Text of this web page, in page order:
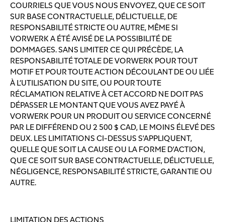
COURRIELS QUE VOUS NOUS ENVOYEZ, QUE CE SOIT
SUR BASE CONTRACTUELLE, DÉLICTUELLE, DE
RESPONSABILITÉ STRICTE OU AUTRE, MÊME SI
VORWERK A ÉTÉ AVISÉ DE LA POSSIBILITÉ DE
DOMMAGES. SANS LIMITER CE QUI PRÉCÈDE, LA
RESPONSABILITÉ TOTALE DE VORWERK POUR TOUT
MOTIF ET POUR TOUTE ACTION DÉCOULANT DE OU LIÉE
À L’UTILISATION DU SITE, OU POUR TOUTE
RÉCLAMATION RELATIVE À CET ACCORD NE DOIT PAS
DÉPASSER LE MONTANT QUE VOUS AVEZ PAYÉ À
VORWERK POUR UN PRODUIT OU SERVICE CONCERNÉ
PAR LE DIFFÉREND OU 2 500 $ CAD, LE MOINS ÉLEVÉ DES
DEUX. LES LIMITATIONS CI-DESSUS S’APPLIQUENT,
QUELLE QUE SOIT LA CAUSE OU LA FORME D’ACTION,
QUE CE SOIT SUR BASE CONTRACTUELLE, DÉLICTUELLE,
NÉGLIGENCE, RESPONSABILITÉ STRICTE, GARANTIE OU
AUTRE.
LIMITATION DES ACTIONS